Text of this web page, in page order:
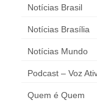
Notícias Brasil
Notícias Brasília
Notícias Mundo
Podcast – Voz
Quem é Quem